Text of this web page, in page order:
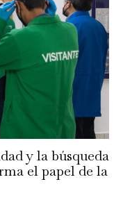
y la búsqueda
el papel de la